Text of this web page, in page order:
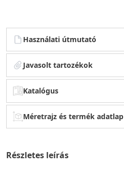
Használati útmutató
Javasolt tartozékok
Katalógus
Méretrajz és termék adatlap
Részletes leírás